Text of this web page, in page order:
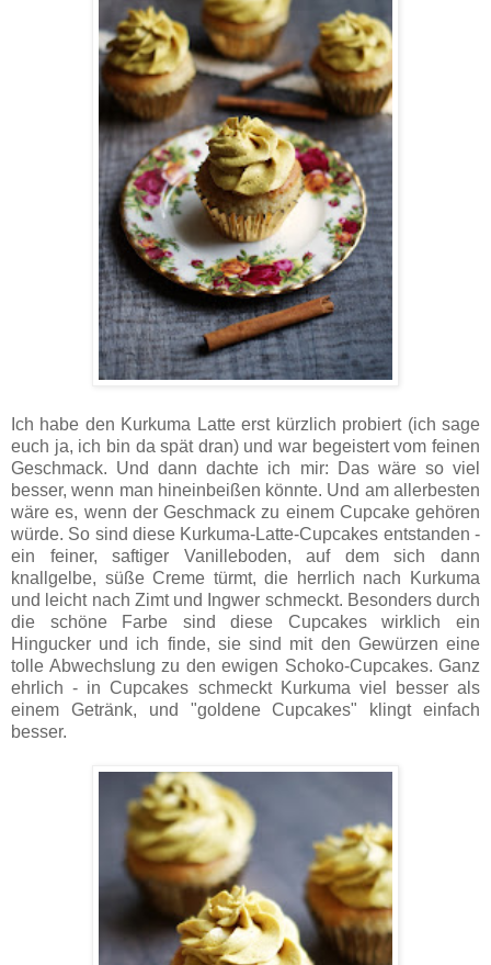
Ich habe den Kurkuma Latte erst kürzlich probiert (ich sage
euch ja, ich bin da spät dran) und war begeistert vom feinen
Geschmack. Und dann dachte ich mir: Das wäre so viel
besser, wenn man hineinbeißen könnte. Und am allerbesten
wäre es, wenn der Geschmack zu einem Cupcake gehören
würde. So sind diese Kurkuma-Latte-Cupcakes entstanden -
ein feiner, saftiger Vanilleboden, auf dem sich dann
knallgelbe, süße Creme türmt, die herrlich nach Kurkuma
und leicht nach Zimt und Ingwer schmeckt. Besonders durch
die schöne Farbe sind diese Cupcakes wirklich ein
Hingucker und ich finde, sie sind mit den Gewürzen eine
tolle Abwechslung zu den ewigen Schoko-Cupcakes. Ganz
ehrlich - in Cupcakes schmeckt Kurkuma viel besser als
einem Getränk, und "goldene Cupcakes" klingt einfach
besser.